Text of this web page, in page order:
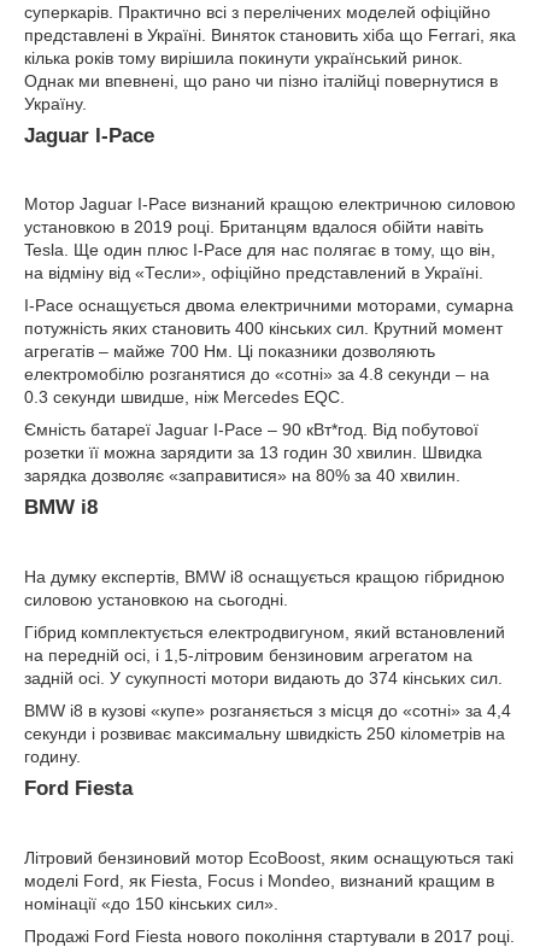
суперкарів. Практично всі з перелічених моделей офіційно
представлені в Україні. Виняток становить хіба що Ferrari, яка
кілька років тому вирішила покинути український ринок.
Однак ми впевнені, що рано чи пізно італійці повернутися в
Україну.
Jaguar I-Pace
Мотор Jaguar I-Pace визнаний кращою електричною силовою
установкою в 2019 році. Британцям вдалося обійти навіть
Tesla. Ще один плюс I-Pace для нас полягає в тому, що він,
на відміну від «Тесли», офіційно представлений в Україні.
I-Pace оснащується двома електричними моторами, сумарна
потужність яких становить 400 кінських сил. Крутний момент
агрегатів – майже 700 Нм. Ці показники дозволяють
електромобілю розганятися до «сотні» за 4.8 секунди – на
0.3 секунди швидше, ніж Mercedes EQC.
Ємність батареї Jaguar I-Pace – 90 кВт*год. Від побутової
розетки її можна зарядити за 13 годин 30 хвилин. Швидка
зарядка дозволяє «заправитися» на 80% за 40 хвилин.
BMW i8
На думку експертів, BMW i8 оснащується кращою гібридною
силовою установкою на сьогодні.
Гібрид комплектується електродвигуном, який встановлений
на передній осі, і 1,5-літровим бензиновим агрегатом на
задній осі. У сукупності мотори видають до 374 кінських сил.
BMW i8 в кузові «купе» розганяється з місця до «сотні» за 4,4
секунди і розвиває максимальну швидкість 250 кілометрів на
годину.
Ford Fiesta
Літровий бензиновий мотор EcoBoost, яким оснащуються такі
моделі Ford, як Fiesta, Focus і Mondeo, визнаний кращим в
номінації «до 150 кінських сил».
Продажі Ford Fiesta нового покоління стартували в 2017 році.